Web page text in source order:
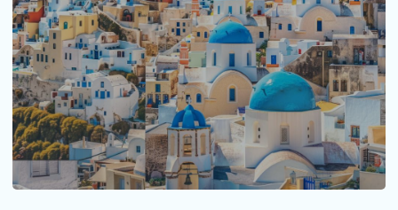
10 destinations de reve ou aller en
Grece
L’exploration des terres grecques offre une
multitude d’opportunités pour découvrir des
paysages...
LIRE LA SUITE